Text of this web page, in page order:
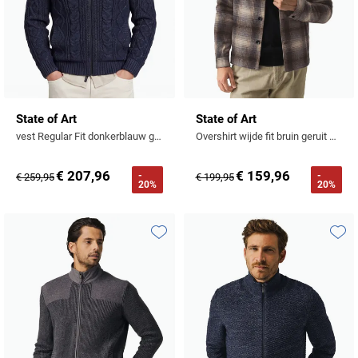
State of Art
vest Regular Fit donkerblauw gebreid
€ 259,95€ 207,96
-
20%
State of Art
Overshirt wijde fit bruin geruit wol
€ 199,95€ 159,96
-
20%
Toevoegen aan favorieten